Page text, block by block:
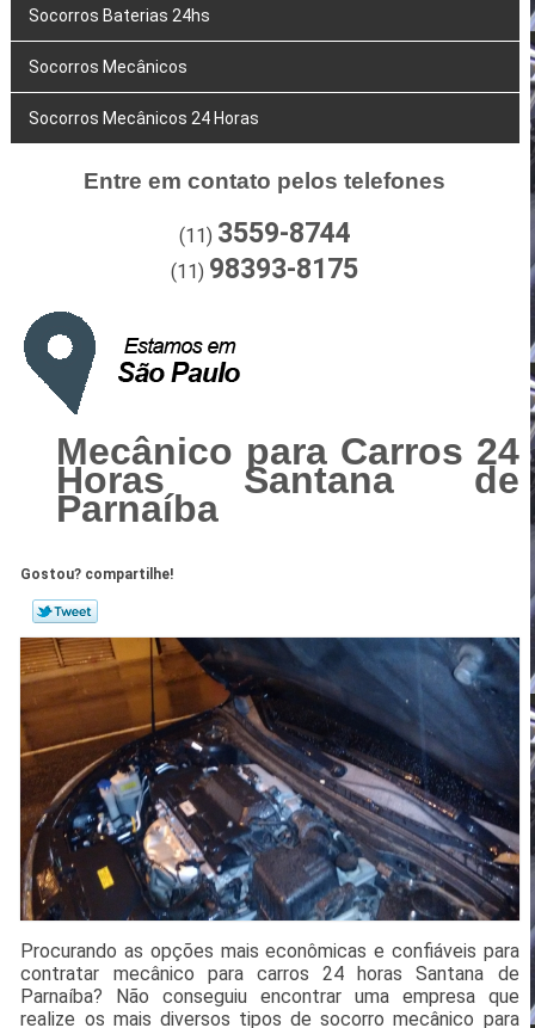
Socorros Baterias 24hs
Socorros Mecânicos
Socorros Mecânicos 24 Horas
Entre em contato pelos telefones
(11) 3559-8744
(11) 98393-8175
Mecânico para Carros 24
Horas Santana de
Parnaíba
Gostou? compartilhe!
Procurando as opções mais econômicas e confiáveis para
contratar mecânico para carros 24 horas Santana de
Parnaíba? Não conseguiu encontrar uma empresa que
realize os mais diversos tipos de socorro mecânico para